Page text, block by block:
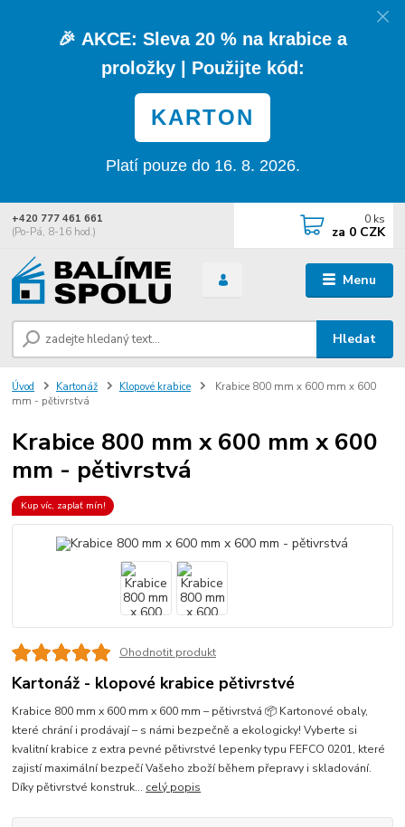
🎉 AKCE: Sleva 20 % na krabice a
proložky| Použijte kód:
KARTON
Platí pouze do 16. 8. 2026.
Menu
Hledat
+420 777 461 661
(Po-Pá, 8-16 hod.)
0 ks
za 0 CZK
Úvod Kartonáž Klopové krabice
Krabice 800 mm x 600 mm x 600
mm - pětivrstvá
Krabice 800 mm x 600 mm x 600
mm - pětivrstvá
Kup víc, zaplať mín!
Ohodnotit produkt
Kartonáž - klopové krabice pětivrstvé
Krabice 800 mm x 600 mm x 600 mm – pětivrstvá 📦 Kartonové obaly,
které chrání i prodávají – s námi bezpečně a ekologicky! Vyberte si
kvalitní krabice z extra pevné pětivrstvé lepenky typu FEFCO 0201, které
zajistí maximální bezpečí Vašeho zboží během přepravy i skladování.
Díky pětivrstvé konstruk... celý popis